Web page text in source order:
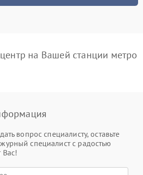
на Вашей станции метро
вопрос специалисту, оставьте
специалист с радостью
Вас!